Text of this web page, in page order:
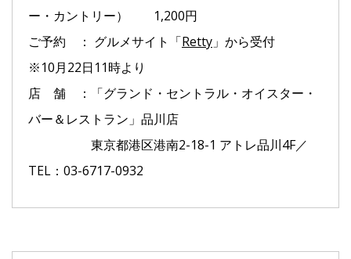
ー・カントリー） 1,200円
ご予約 ： グルメサイト「Retty 」から受付
※10月22日11時より
店 舗 ：「グランド・セントラル・オイスター・
バー＆レストラン」品川店
東京都港区港南2-18-1 アトレ品川4F／
TEL：03-6717-0932